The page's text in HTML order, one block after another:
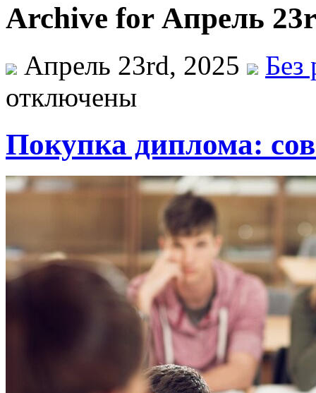
Archive for Апрель
Апрель 23rd, 2025
Без
отключены
Покупка диплома: